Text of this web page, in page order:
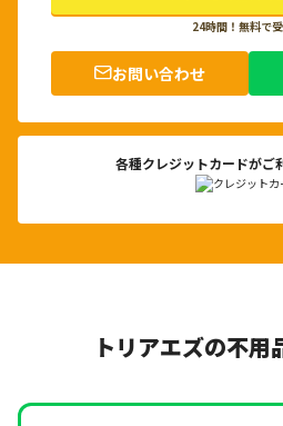
24時間！無料で
お問い合わせ
各種クレジットカードがご
トリアエズの不用